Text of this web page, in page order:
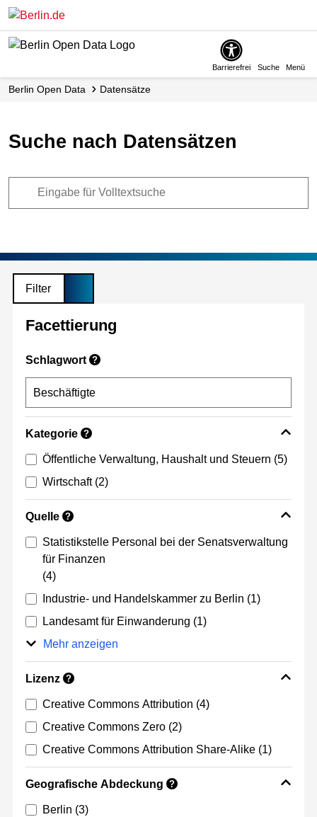
Skip
main
Barrierefrei Suche Menü
Berlin Open Data Datensätze
Suche nach Datensätzen
Filter
Facettierung
Schlagwort ?
Kategorie ?
Öffentliche Verwaltung, Haushalt und Steuern (5)
Wirtschaft (2)
Quelle ?
Statistikstelle Personal bei der Senatsverwaltung
für Finanzen
(4)
Industrie- und Handelskammer zu Berlin (1)
Landesamt für Einwanderung (1)
Mehr anzeigen
Lizenz ?
Creative Commons Attribution (4)
Creative Commons Zero (2)
Creative Commons Attribution Share-Alike (1)
Geografische Abdeckung ?
Berlin (3)